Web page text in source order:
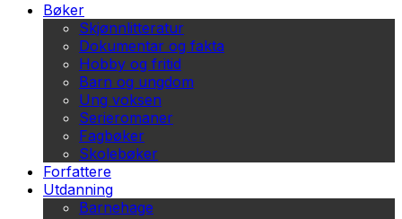
Bøker
Skjønnlitteratur
Dokumentar og fakta
Hobby og fritid
Barn og ungdom
Ung voksen
Serieromaner
Fagbøker
Skolebøker
Forfattere
Utdanning
Barnehage